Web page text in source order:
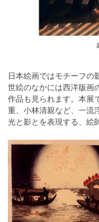
日本絵画ではモチーフの
世絵のなかには西洋版画
作品も見られます。本展
重、小林清親など、一流
光と影とを表現する、絵